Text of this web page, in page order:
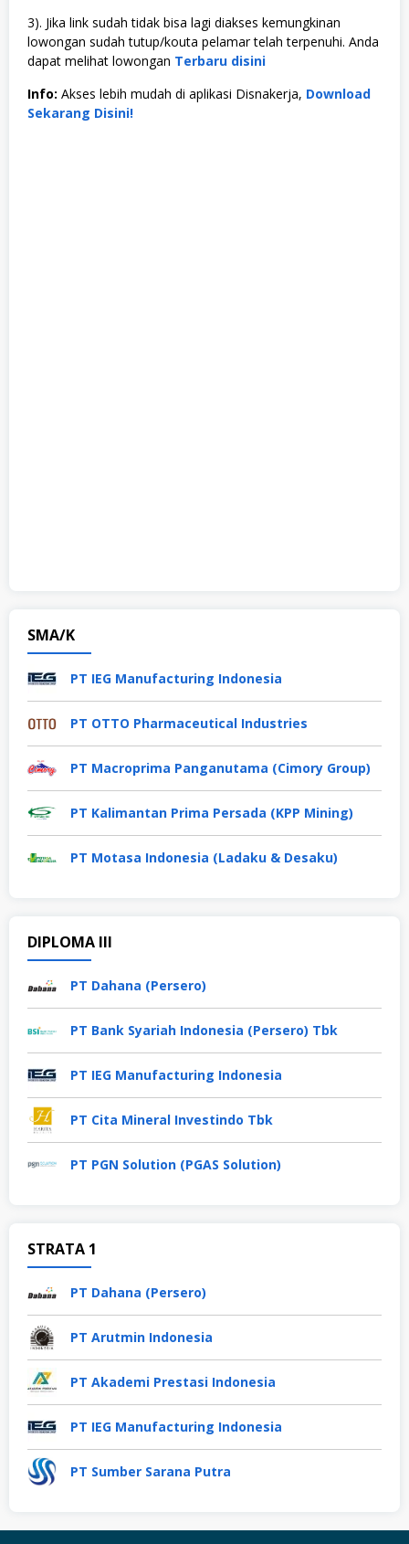
3). Jika link sudah tidak bisa lagi diakses kemungkinan
lowongan sudah tutup/kouta pelamar telah terpenuhi. Anda
dapat melihat lowongan Terbaru disini
Info: Akses lebih mudah di aplikasi Disnakerja, Download
Sekarang Disini!
SMA/K
PT IEG Manufacturing Indonesia
PT OTTO Pharmaceutical Industries
PT Macroprima Panganutama (Cimory Group)
PT Kalimantan Prima Persada (KPP Mining)
PT Motasa Indonesia (Ladaku & Desaku)
DIPLOMA III
PT Dahana (Persero)
PT Bank Syariah Indonesia (Persero) Tbk
PT IEG Manufacturing Indonesia
PT Cita Mineral Investindo Tbk
PT PGN Solution (PGAS Solution)
STRATA 1
PT Dahana (Persero)
PT Arutmin Indonesia
PT Akademi Prestasi Indonesia
PT IEG Manufacturing Indonesia
PT Sumber Sarana Putra